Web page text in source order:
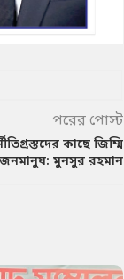
পরের পোস্ট
কাছে জিম্মি
জনমানুষ: মুনসুর রহমান